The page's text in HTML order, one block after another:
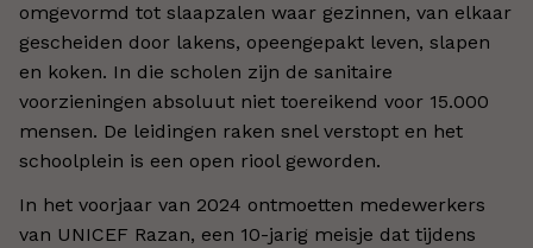
omgevormd tot slaapzalen waar gezinnen, van elkaar
gescheiden door lakens, opeengepakt leven, slapen
en koken. In die scholen zijn de sanitaire
voorzieningen absoluut niet toereikend voor 15.000
mensen. De leidingen raken snel verstopt en het
schoolplein is een open riool geworden.
In het voorjaar van 2024 ontmoetten medewerkers
van UNICEF Razan, een 10-jarig meisje dat tijdens